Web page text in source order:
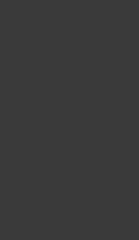
فيه
الإقامة
اللجوء
"آمنة":
تحضيرية
المناطق